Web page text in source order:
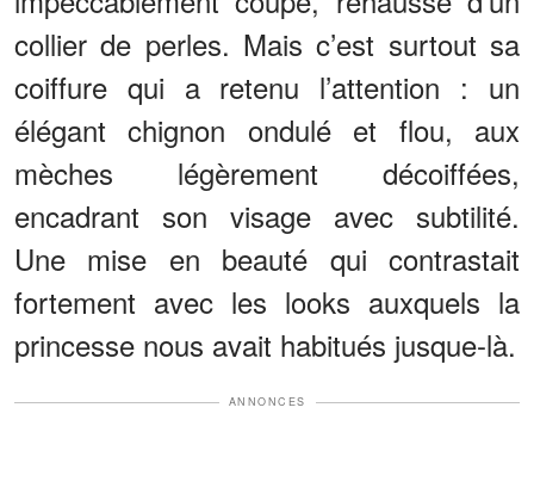
collier de perles. Mais c’est surtout sa
coiffure qui a retenu l’attention : un
élégant chignon ondulé et flou, aux
mèches légèrement décoiffées,
encadrant son visage avec subtilité.
Une mise en beauté qui contrastait
fortement avec les looks auxquels la
princesse nous avait habitués jusque-là.
ANNONCES